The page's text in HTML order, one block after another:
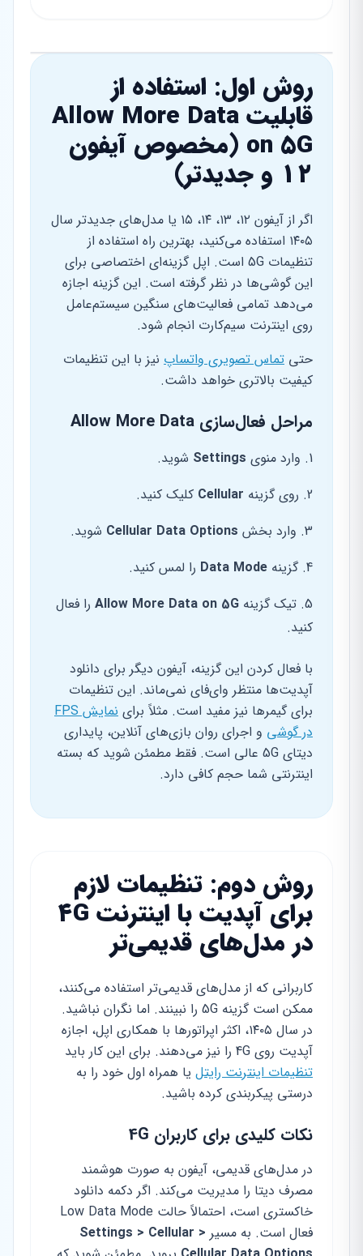
روش اول: استفاده از
قابلیت Allow More Data
on 5G (مخصوص آیفون
۱۲ و جدیدتر)
اگر از آیفون ۱۲، ۱۳، ۱۴، ۱۵ یا مدل‌های جدیدتر سال
۱۴۰۵ استفاده می‌کنید، بهترین راه استفاده از
تنظیمات 5G است. اپل گزینه‌ای اختصاصی برای
این گوشی‌ها در نظر گرفته است. این گزینه اجازه
می‌دهد تمامی فعالیت‌های سنگین سیستم‌عامل
روی اینترنت سیم‌کارت انجام شود.
حتی تماس تصویری واتساپ نیز با این تنظیمات
کیفیت بالاتری خواهد داشت.
مراحل فعال‌سازی Allow More Data
وارد منوی Settings شوید.
روی گزینه Cellular کلیک کنید.
وارد بخش Cellular Data Options شوید.
گزینه Data Mode را لمس کنید.
تیک گزینه Allow More Data on 5G را فعال
کنید.
با فعال کردن این گزینه، آیفون دیگر برای دانلود
آپدیت‌ها منتظر وای‌فای نمی‌ماند. این تنظیمات
برای گیمرها نیز مفید است. مثلاً برای
نمایش FPS
در گوشی و اجرای روان بازی‌های آنلاین، پایداری
دیتای 5G عالی است. فقط مطمئن شوید که بسته
اینترنتی شما حجم کافی دارد.
روش دوم: تنظیمات لازم
برای آپدیت با اینترنت 4G
در مدل‌های قدیمی‌تر
کاربرانی که از مدل‌های قدیمی‌تر استفاده می‌کنند،
ممکن است گزینه 5G را نبینند. اما نگران نباشید.
در سال ۱۴۰۵، اکثر اپراتورها با همکاری اپل، اجازه
آپدیت روی 4G را نیز می‌دهند. برای این کار باید
تنظیمات اینترنت رایتل یا همراه اول خود را به
درستی پیکربندی کرده باشید.
نکات کلیدی برای کاربران 4G
در مدل‌های قدیمی، آیفون به صورت هوشمند
مصرف دیتا را مدیریت می‌کند. اگر دکمه دانلود
خاکستری است، احتمالاً حالت Low Data Mode
فعال است. به مسیر Settings > Cellular >